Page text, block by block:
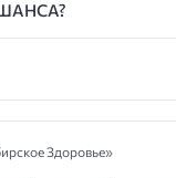
Здоровье»